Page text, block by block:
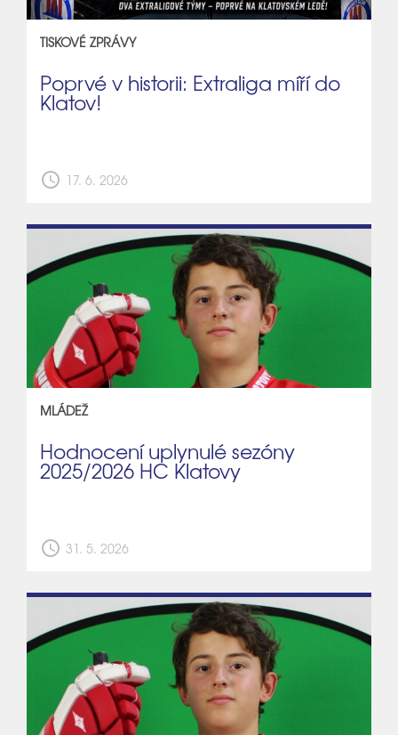
TISKOVÉ ZPRÁVY
Poprvé v historii: Extraliga míří do
Klatov!
schedule 17. 6. 2026
MLÁDEŽ
Hodnocení uplynulé sezóny
2025/2026 HC Klatovy
schedule 31. 5. 2026